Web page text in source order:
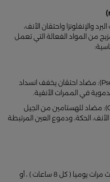
والإنفلونزا واحتقان الأنف،
من المواد الفعالة التي تعمل
سودوإيفيدرين (Pseudoephedrine): مضاد احتقان يخفف انسداد
في الممرات الأنفية.
كاربينوكسامين (Carbinoxamine): مضاد للهستامين من الجيل
الحكة، ودموع العين المرتبطة
الاطفال من 6 الى 12 سنة: 5 مل ثلاث مرات يوميا ( كل 8 ساعات ) ، أو